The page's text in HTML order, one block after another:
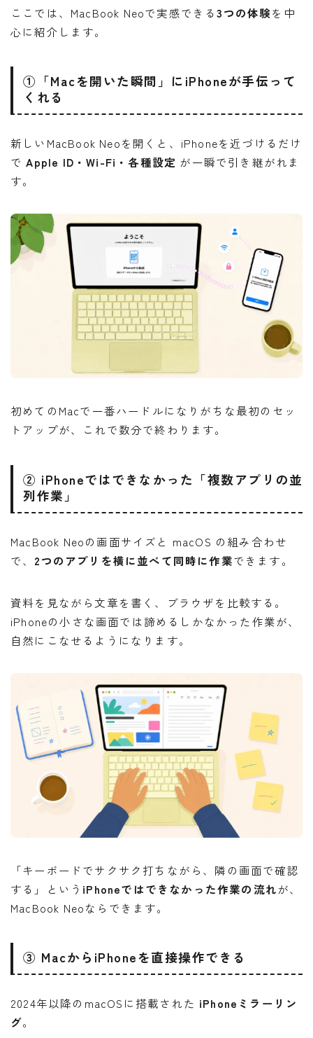
ここでは、MacBook Neoで実感できる3つの体験を中
心に紹介します。
①「Macを開いた瞬間」にiPhoneが手伝って
くれる
新しいMacBook Neoを開くと、iPhoneを近づけるだけ
でApple ID・Wi-Fi・各種設定 が一瞬で引き継がれま
す。
初めてのMacで一番ハードルになりがちな最初のセッ
トアップが、これで数分で終わります。
② iPhoneではできなかった「複数アプリの並
列作業」
MacBook Neoの画面サイズと macOS の組み合わせ
で、 2つのアプリを横に並べて同時に作業できます。
資料を見ながら文章を書く、ブラウザを比較する。
iPhoneの小さな画面では諦めるしかなかった作業が、
自然にこなせるようになります。
「キーボードでサクサク打ちながら、隣の画面で確認
する」という iPhoneではできなかった作業の流れが、
MacBook Neoならできます。
③ MacからiPhoneを直接操作できる
2024年以降のmacOSに搭載された iPhoneミラーリン
グ。